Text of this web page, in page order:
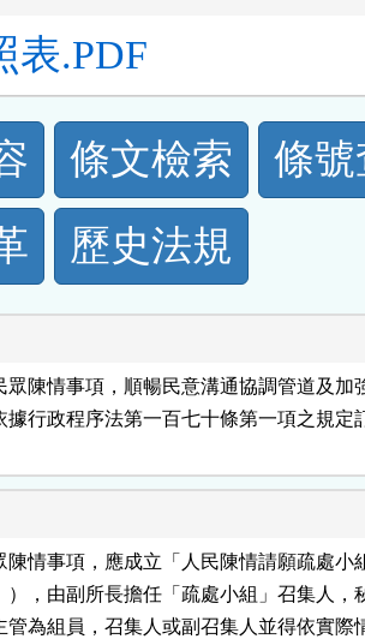
表.PDF
條文檢索
條
歷史法規
眾陳情事項，順暢民意溝通協調管道及加
據行政程序法第一百七十條第一項之規定
陳情事項，應成立「人民陳情請願疏處小
），由副所長擔任「疏處小組」召集人，
管為組員，召集人或副召集人並得依實際